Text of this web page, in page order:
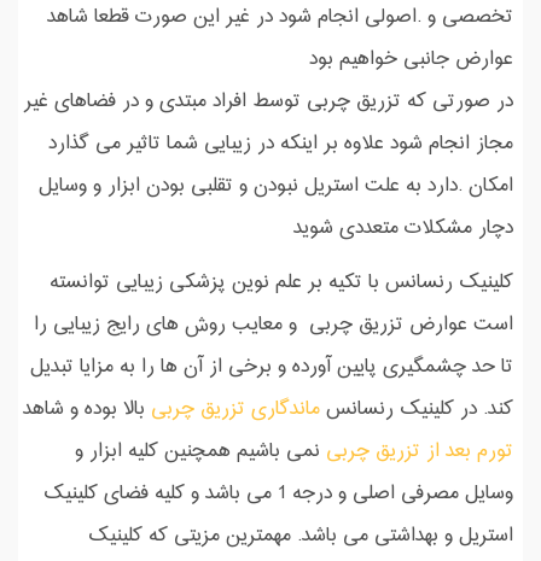
تخصصی و .اصولی انجام شود در غیر این صورت قطعا شاهد
عوارض جانبی خواهیم بود
در صورتی که تزریق چربی توسط افراد مبتدی و در فضاهای غیر
مجاز انجام شود علاوه بر اینکه در زیبایی شما تاثیر می گذارد
امکان .دارد به علت استریل نبودن و تقلبی بودن ابزار و وسایل
دچار مشکلات متعددی شوید
کلینیک رنسانس با تکیه بر علم نوین پزشکی زیبایی توانسته
است عوارض تزریق چربی و معایب روش های رایج زیبایی را
تا حد چشمگیری پایین آورده و برخی از آن ها را به مزایا تبدیل
کند. در کلینیک رنسانسماندگاری تزریق چربی بالا بوده و شاهد
تورم بعد از تزریق چربی نمی باشیم همچنین کلیه ابزار و
وسایل مصرفی اصلی و درجه 1 می باشد و کلیه فضای کلینیک
استریل و بهداشتی می باشد. مهمترین مزیتی که کلینیک